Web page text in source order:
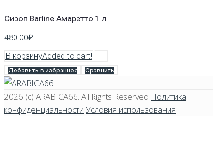
Сироп Barline Амаретто 1 л
480.00₽
В корзинуAdded to cart!
Добавить в избранное Сравнить
2026 (c) ARABICA66 . All Rights Reserved Политика
конфиденциальности Условия использования